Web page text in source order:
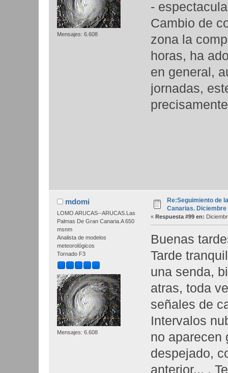
Mensajes: 6.608
-
Cambio de
zona la
horas, ha
en general,
jornadas,
mdomi
LOMO ARUCAS--ARUCAS.Las
Palmas De Gran Canaria.A 650
msnm
Analista de modelos
meteorológicos
Tornado F3
Mensajes: 6.608
Re:Seguimiento de
Canarias. Diciembre
« Respuesta #99 en:
Buenas
Tarde
una senda,
atras, toda
señales de
Intervalos
no aparecen
despejado,
anterior... .